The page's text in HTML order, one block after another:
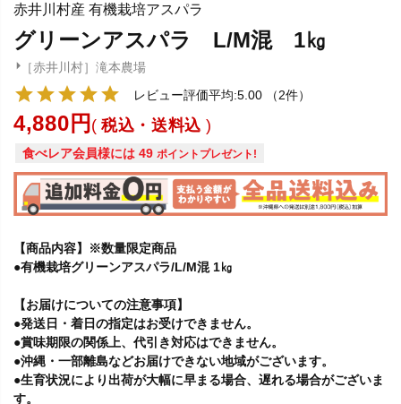
赤井川村産 有機栽培アスパラ
グリーンアスパラ L/M混 1㎏
［赤井川村］滝本農場
レビュー評価平均:5.00
（2件）
4,880 税込・送料込
食べレア会員様には 49 ポイントプレゼント!
【商品内容】※数量限定商品
●有機栽培グリーンアスパラ/L/M混 1㎏
【お届けについての注意事項】
●発送日・着日の指定はお受けできません。
●賞味期限の関係上、代引き対応はできません。
●沖縄・一部離島などお届けできない地域がございます。
●生育状況により出荷が大幅に早まる場合、遅れる場合がございま
す。